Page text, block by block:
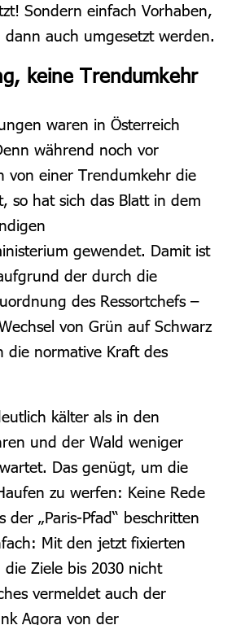
Sondern einfach Vorhaben,
auch umgesetzt werden.
keine Trendumkehr
waren in Österreich
während noch vor
von einer Trendumkehr die
so hat sich das Blatt in dem
gewendet. Damit ist
der durch die
des Ressortchefs –
von Grün auf Schwarz
die normative Kraft des
kälter als in den
und der Wald weniger
Das genügt, um die
zu werfen: Keine Rede
der „Paris-Pfad“ beschritten
Mit den jetzt fixierten
Ziele bis 2030 nicht
vermeldet auch der
Agora von der